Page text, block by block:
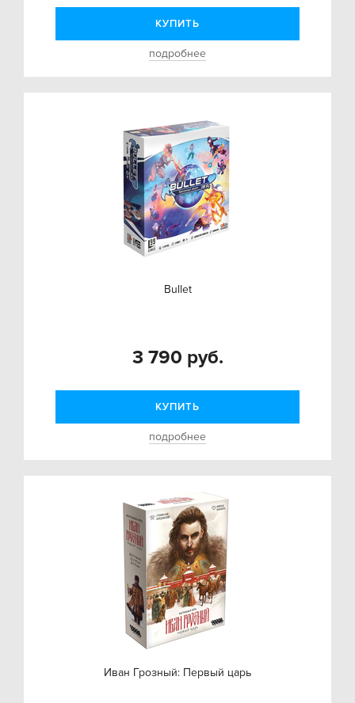
КУПИТЬ
подробнее
Bullet
3 790 руб.
КУПИТЬ
подробнее
Иван Грозный: Первый царь